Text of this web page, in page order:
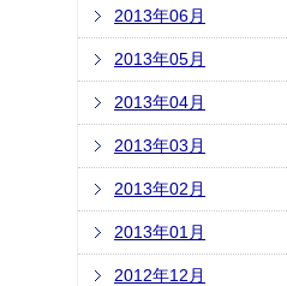
2013年06月
2013年05月
2013年04月
2013年03月
2013年02月
2013年01月
2012年12月